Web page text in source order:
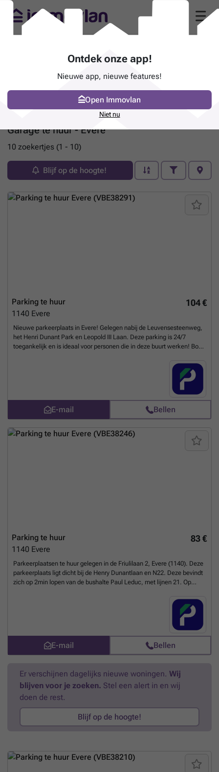
Garage te huur - Evere
10 zoekertjes (1 - 10)
Blijf op de hoogte!
104 €
Parking te huur
1140 Evere
Nieuwe parkeerplaats in Evere! Gelegen nabij de Leuvensesteenweg,
het Henri Dunant Park en Leopold III Laan. Deze parking is 24/7
toegankelijk en is ideaal voor personen die in deze buurt werken! Boek
Meer weten?
E-mail Bellen
83 €
Parking te huur
1140 Evere
Parkeerplaatsen te huur gelegen in de Friulilaan 2, Evere (1140). Deze
parkeerplaats ligt dicht bij de Henry Dunantlaan en N22. Deze bevindt
zich op 2min lopen van de bushalte Paul Leduc, met lijnen 21. Op
parking ligt dicht bij vele scholen, winkels en het winkelcentrum van
Evere. Deze parking is ideaal voor wie in de buurt werkt. Reserveer uw
parkeerplaats nu online! U kunt uw parkeerplaats direct boeken op de
volgende link: ### %20-%20evere/avenue-du-frioul-2-10-evere-
2738?
utm_source=ubiflow&utm_medium=referral&utm_campaign=parking
_listing&utm_content=beMeer weten?
E-mail Bellen
Er verschijnen dagelijks nieuwe woningen. Wij
blijven voor je zoeken. Stel een alert in en wij
doen de rest.
Blijf op de hoogte!
Ontdek onze app!
Nieuwe app, nieuwe features!
Open Immovlan
Niet nu